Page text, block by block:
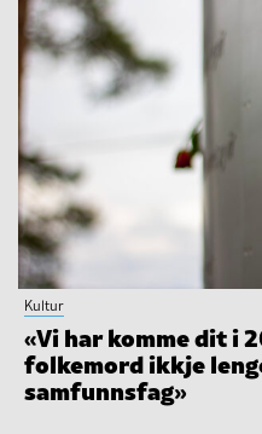
Kultur
«Vi har komme dit i
folkemord ikkje
samfunnsfag»